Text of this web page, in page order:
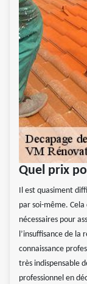
Quel prix
Il est quasiment
par soi-même. Cela
nécessaires pour
l’insuffisance de la
connaissance
très indispensable
professionnel en